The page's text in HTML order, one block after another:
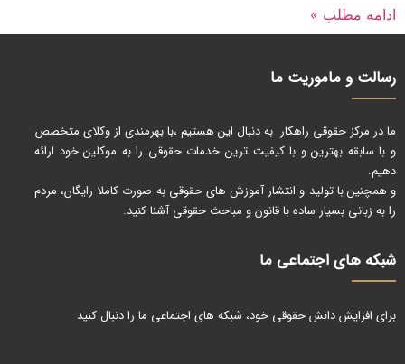
ادامه مطلب »
رسالت و ماموریت ما
ما در مرکز حقوقی راهکار به دنبال این هستیم ،با بهرمندی از وکلای متخصص
و با سابقه بهترین و با کیفیت ترین خدمات حقوقی را به موکلین خود ارائه
دهیم.
و همچنین با تولید و انتشار آموزش های حقوقی به صورت کاملا رایگان، مردم
را به زبانی بسیار ساده با قانون و مباحث حقوقی آشنا کنید.
شبکه های اجتماعی ما
برای افزایش دانش حقوقی خود، شبکه های اجتماعی ما را دنبال کنید